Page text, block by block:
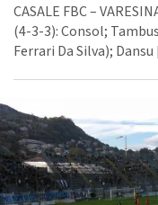
CASALE FBC –
(4-3-3): Consol;
Ferrari Da Silva); Dansu